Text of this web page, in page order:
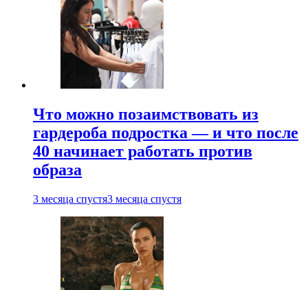
Что можно позаимствовать из
гардероба подростка — и что после
40 начинает работать против
образа
3 месяца спустя3 месяца спустя